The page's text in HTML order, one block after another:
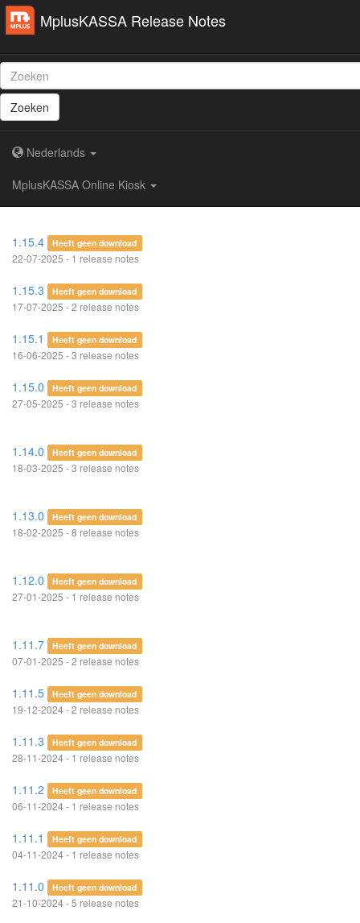
MplusKASSA Release Notes
Zoeken
Nederlands
MplusKASSA Online Kiosk
1.15.4 Heeft geen download
22-07-2025 - 1 release notes
1.15.3 Heeft geen download
17-07-2025 - 2 release notes
1.15.1 Heeft geen download
16-06-2025 - 3 release notes
1.15.0 Heeft geen download
27-05-2025 - 3 release notes
1.14.0 Heeft geen download
18-03-2025 - 3 release notes
1.13.0 Heeft geen download
18-02-2025 - 8 release notes
1.12.0 Heeft geen download
27-01-2025 - 1 release notes
1.11.7 Heeft geen download
07-01-2025 - 2 release notes
1.11.5 Heeft geen download
19-12-2024 - 2 release notes
1.11.3 Heeft geen download
28-11-2024 - 1 release notes
1.11.2 Heeft geen download
06-11-2024 - 1 release notes
1.11.1 Heeft geen download
04-11-2024 - 1 release notes
1.11.0 Heeft geen download
21-10-2024 - 5 release notes